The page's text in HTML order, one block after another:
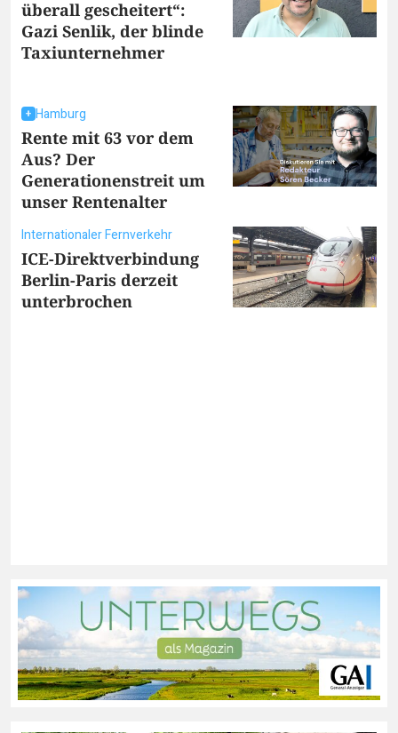
überall gescheitert“:
Gazi Senlik, der blinde
Taxiunternehmer
Hamburg
Rente mit 63 vor dem
Aus? Der
Generationenstreit um
unser Rentenalter
Internationaler Fernverkehr
ICE-Direktverbindung
Berlin-Paris derzeit
unterbrochen